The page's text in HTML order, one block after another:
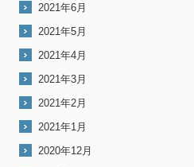
2021年6月
2021年5月
2021年4月
2021年3月
2021年2月
2021年1月
2020年12月